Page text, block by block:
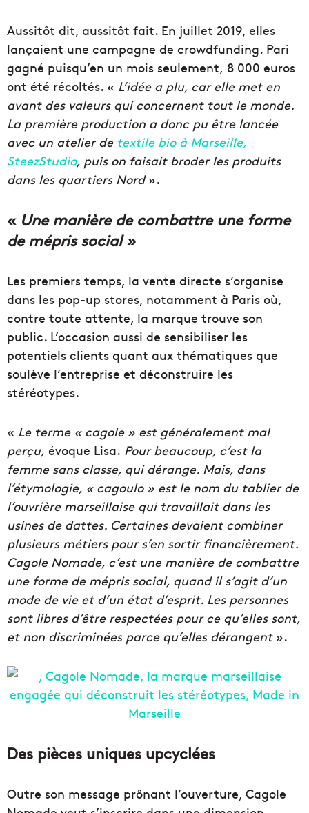
Aussitôt dit, aussitôt fait. En juillet 2019, elles
lançaient une campagne de crowdfunding. Pari
gagné puisqu’en un mois seulement, 8 000 euros
ont été récoltés. « L’idée a plu, car elle met en
avant des valeurs qui concernent tout le monde.
La première production a donc pu être lancée
avec un atelier de textile bio à Marseille,
SteezStudio, puis on faisait broder les produits
dans les quartiers Nord».
« Une manière de combattre une forme
de mépris social »
Les premiers temps, la vente directe s’organise
dans les pop-up stores, notamment à Paris où,
contre toute attente, la marque trouve son
public. L’occasion aussi de sensibiliser les
potentiels clients quant aux thématiques que
soulève l’entreprise et déconstruire les
stéréotypes.
« Le terme « cagole » est généralement mal
perçu, évoque Lisa. Pour beaucoup, c’est la
femme sans classe, qui dérange. Mais, dans
l’étymologie, « cagoulo » est le nom du tablier de
l’ouvrière marseillaise qui travaillait dans les
usines de dattes. Certaines devaient combiner
plusieurs métiers pour s’en sortir financièrement.
Cagole Nomade, c’est une manière de combattre
une forme de mépris social, quand il s’agit d’un
mode de vie et d’un état d’esprit. Les personnes
sont libres d’être respectées pour ce qu’elles sont,
et non discriminées parce qu’elles dérangent».
Des pièces uniques upcyclées
Outre son message prônant l’ouverture, Cagole